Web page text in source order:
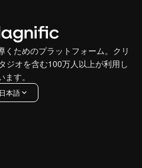
ためのプラットフォーム。クリ
ジオを含む100万人以上が利用し
ます。
日本語